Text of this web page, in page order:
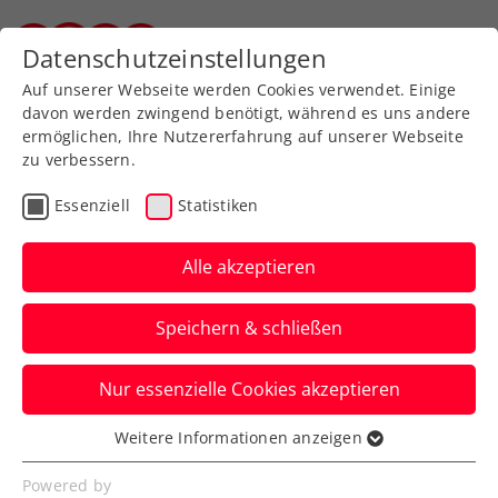
Zurück zur Newsübersicht
Turniere
ATP-Challenger Zadar:
Erfolg für Neumayer im
ÖTV-Duell mit Thiem
Nebst Lukas Neumayer steht auch Sandro
Kopp in Kroatien unter den letzten Acht.
Verfasst von: Manuel Wachta, 20.03.2024
Datenschutzeinstellungen
Auf unserer Webseite werden Cookies verwendet. Einige
davon werden zwingend benötigt, während es uns andere
ermöglichen, Ihre Nutzererfahrung auf unserer Webseite
zu verbessern.
Essenziell Statistiken
Alle akzeptieren
Speichern & schließen
Nur essenzielle Cookies akzeptieren
Essenziell
Essenzielle Cookies werden für grundlegende
Weitere Informationen anzeigen
Powered by